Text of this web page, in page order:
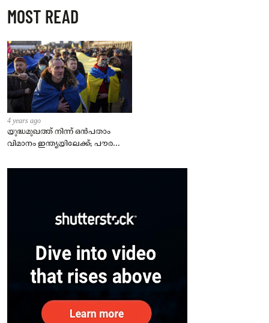
MOST READ
4 years ago
യുദ്ധമുഖത്ത് നിന്ന് ഒൻപതാം
വിമാനം ഇന്ത്യയിലേക്ക്; പൗരന്മാർ
– കേന്ദ്രം